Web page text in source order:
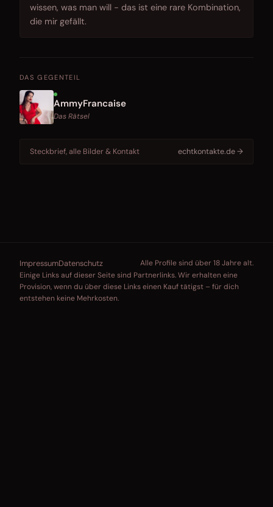
wissen, was man will - das ist eine rare Kombination,
die mir gefällt.
DAS GEGENTEIL
AmmyFrancaise
Das Rätsel
Steckbrief, alle Bilder & Kontakt echtkontakte.de →
ImpressumDatenschutz
Alle Profile sind über 18 Jahre alt.
Einige Links auf dieser Seite sind Partnerlinks. Wir erhalten eine
Provision, wenn du über diese Links einen Kauf tätigst – für dich
entstehen keine Mehrkosten.